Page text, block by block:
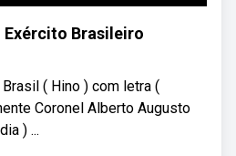
Exército Brasileiro
( Hino ) com letra (
Coronel Alberto Augusto
) ...